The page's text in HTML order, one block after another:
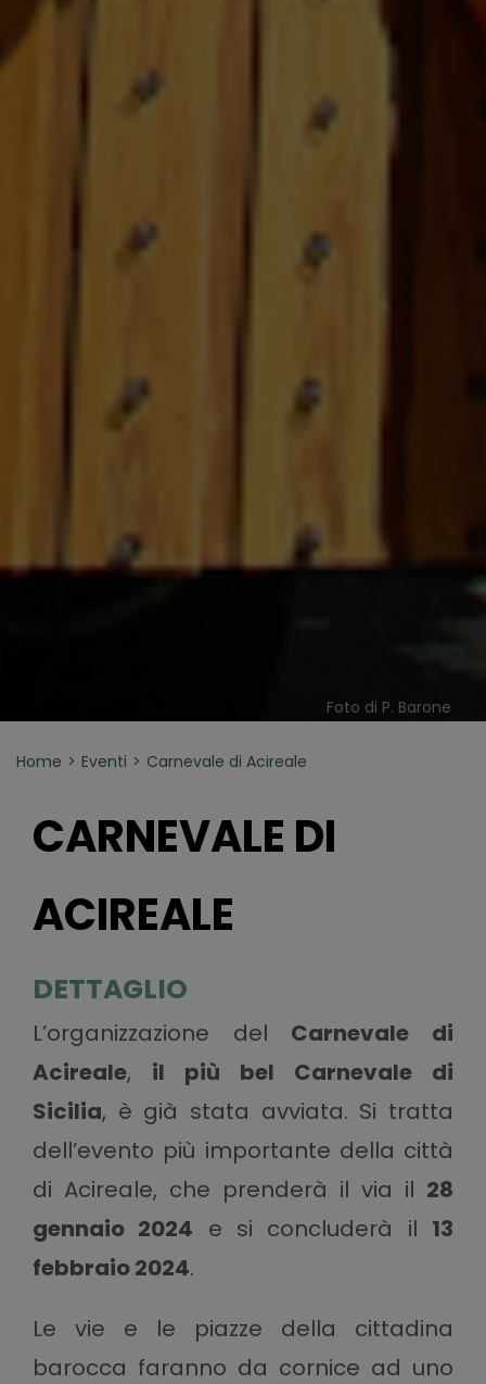
Foto di P. Barone
Home Eventi Carnevale di Acireale
CARNEVALE DI
ACIREALE
DETTAGLIO
L’organizzazione del Carnevale di
Acireale, il più bel Carnevale di
Sicilia, è già stata avviata. Si tratta
dell’evento più importante della città
di Acireale, che prenderà il via il 28
gennaio 2024 e si concluderà il 13
febbraio 2024.
Le vie e le piazze della cittadina
barocca faranno da cornice ad uno